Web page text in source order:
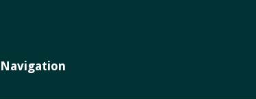
Navigation